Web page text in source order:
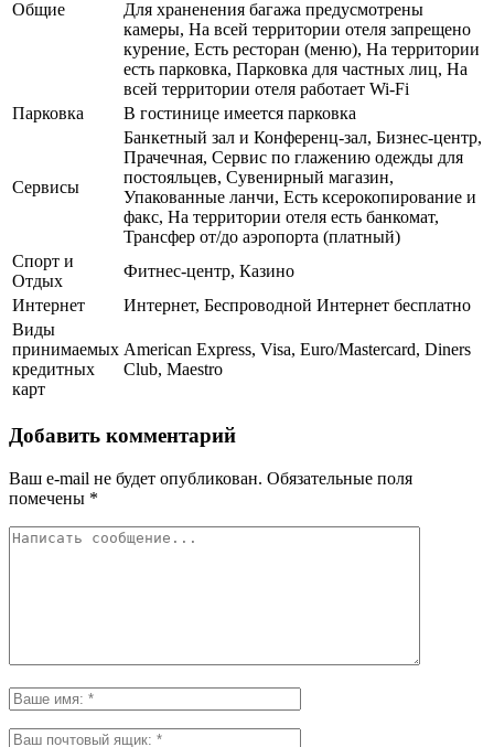
Общие
Для храненения багажа предусмотрены
камеры, На всей территории отеля запрещено
курение, Есть ресторан (меню), На территории
есть парковка, Парковка для частных лиц, На
всей территории отеля работает Wi-Fi
Парковка
В гостинице имеется парковка
Сервисы
Банкетный зал и Конференц-зал, Бизнес-центр,
Прачечная, Сервис по глажению одежды для
постояльцев, Сувенирный магазин,
Упакованные ланчи, Есть ксерокопирование и
факс, На территории отеля есть банкомат,
Трансфер от/до аэропорта (платный)
Спорт и
Отдых
Фитнес-центр, Казино
Интернет
Интернет, Беспроводной Интернет бесплатно
Виды
принимаемых
кредитных
карт
American Express, Visa, Euro/Mastercard, Diners
Club, Maestro
Добавить комментарий
Ваш e-mail не будет опубликован. Обязательные поля
помечены *